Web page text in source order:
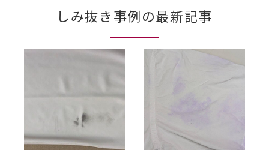
しみ抜き事例の最新記事